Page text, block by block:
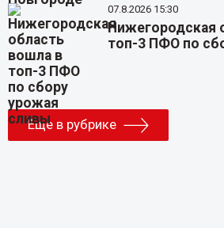
07.8.2026 15:30
Нижегородская
топ-3 ПФО по
Еще в рубрике